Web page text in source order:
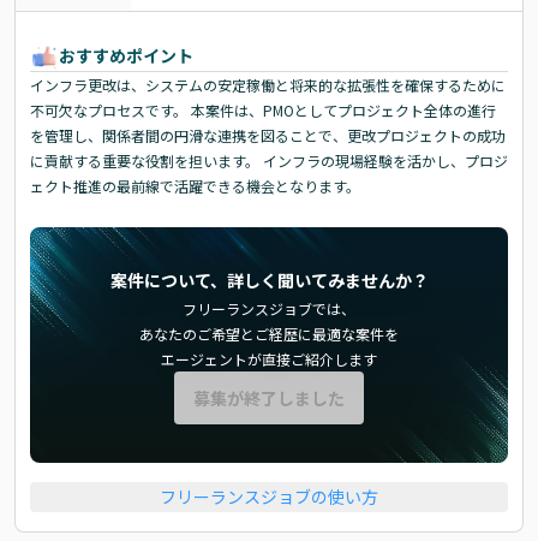
おすすめポイント
インフラ更改は、システムの安定稼働と将来的な拡張性を確保するために
不可欠なプロセスです。 本案件は、PMOとしてプロジェクト全体の進行
を管理し、関係者間の円滑な連携を図ることで、更改プロジェクトの成功
に貢献する重要な役割を担います。 インフラの現場経験を活かし、プロジ
ェクト推進の最前線で活躍できる機会となります。
案件について、詳しく聞いてみませんか？
フリーランスジョブでは、
あなたのご希望とご経歴に最適な案件を
エージェントが直接ご紹介します
募集が終了しました
フリーランスジョブの使い方